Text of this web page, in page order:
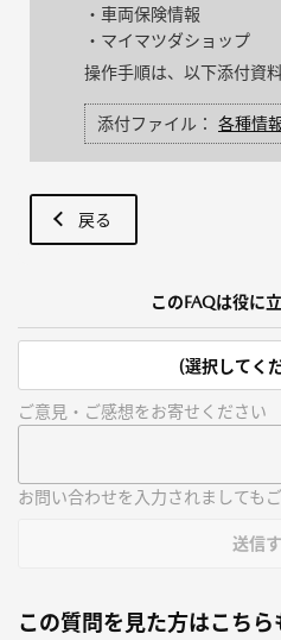
・車両保険情報
・マイマツダショップ
操作手順は、以下添付資
添付ファイル： 各種情
戻る
このFAQは役に
(選択してく
ご意見・ご感想をお寄せください
お問い合わせを入力されましても
送信
この質問を見た方はこち